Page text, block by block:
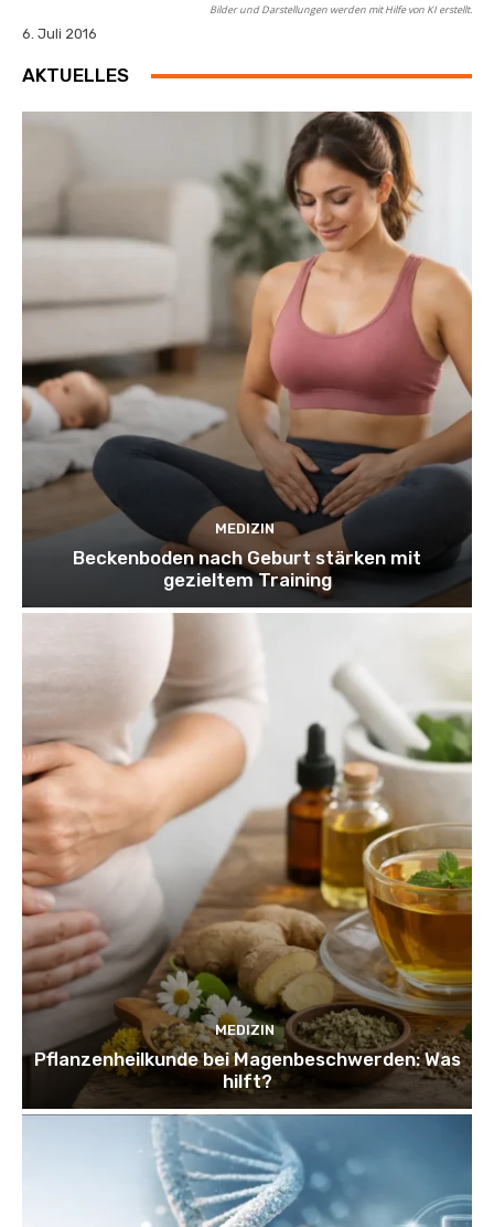
Bilder und Darstellungen werden mit Hilfe von KI erstellt.
6. Juli 2016
AKTUELLES
MEDIZIN
Beckenboden nach Geburt stärken mit
gezieltem Training
MEDIZIN
Pflanzenheilkunde bei Magenbeschwerden: Was
hilft?